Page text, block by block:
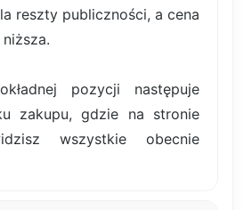
reszty publiczności, a cena
pozycji następuje
zakupu, gdzie na stronie
wszystkie obecnie